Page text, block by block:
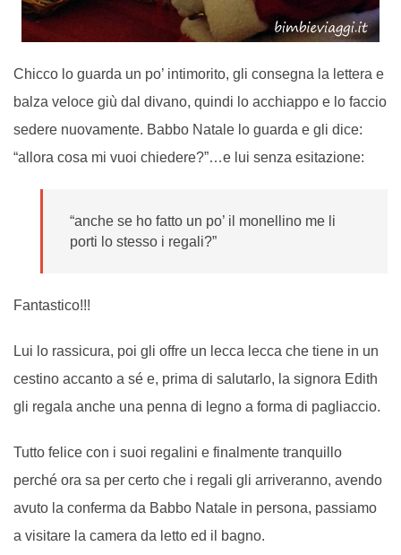
Chicco lo guarda un po’ intimorito, gli consegna la lettera e
balza veloce giù dal divano, quindi lo acchiappo e lo faccio
sedere nuovamente. Babbo Natale lo guarda e gli dice:
“allora cosa mi vuoi chiedere?”…e lui senza esitazione:
“anche se ho fatto un po’ il monellino me li
porti lo stesso i regali?”
Fantastico!!!
Lui lo rassicura, poi gli offre un lecca lecca che tiene in un
cestino accanto a sé e, prima di salutarlo, la signora Edith
gli regala anche una penna di legno a forma di pagliaccio.
Tutto felice con i suoi regalini e finalmente tranquillo
perché ora sa per certo che i regali gli arriveranno, avendo
avuto la conferma da Babbo Natale in persona, passiamo
a visitare la camera da letto ed il bagno.